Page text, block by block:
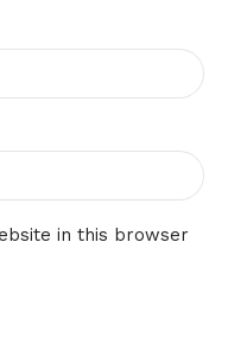
in this browser